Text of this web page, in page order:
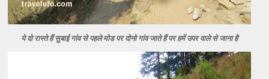
ये दो रास्ते हैं सुबाई गांव से पहले मोड पर दोनो गांव जाते हैं पर हमें उपर वाले से जाना है